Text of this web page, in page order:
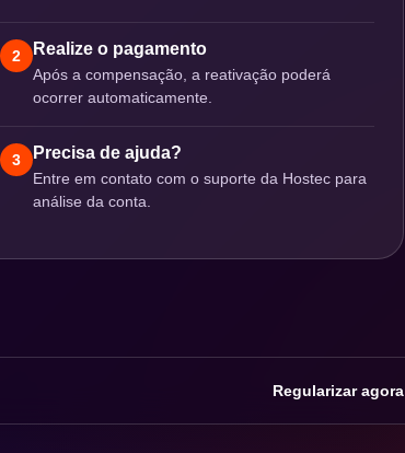
2 Realize o pagamento
Após a compensação, a reativação poderá
ocorrer automaticamente.
3 Precisa de ajuda?
Entre em contato com o suporte da Hostec para
análise da conta.
Regularizar agora